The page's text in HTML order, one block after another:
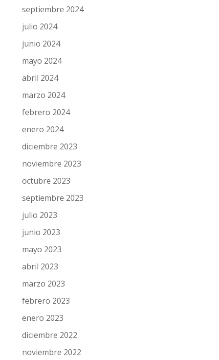
septiembre 2024
julio 2024
junio 2024
mayo 2024
abril 2024
marzo 2024
febrero 2024
enero 2024
diciembre 2023
noviembre 2023
octubre 2023
septiembre 2023
julio 2023
junio 2023
mayo 2023
abril 2023
marzo 2023
febrero 2023
enero 2023
diciembre 2022
noviembre 2022